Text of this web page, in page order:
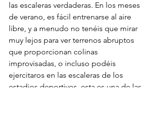
las escaleras verdaderas. En los meses
de verano, es fácil entrenarse al aire
libre, y a menudo no tenéis que mirar
muy lejos para ver terrenos abruptos
que proporcionan colinas
improvisadas, o incluso podéis
ejercitaros en las escaleras de los
estadios deportivos, esta es una de las